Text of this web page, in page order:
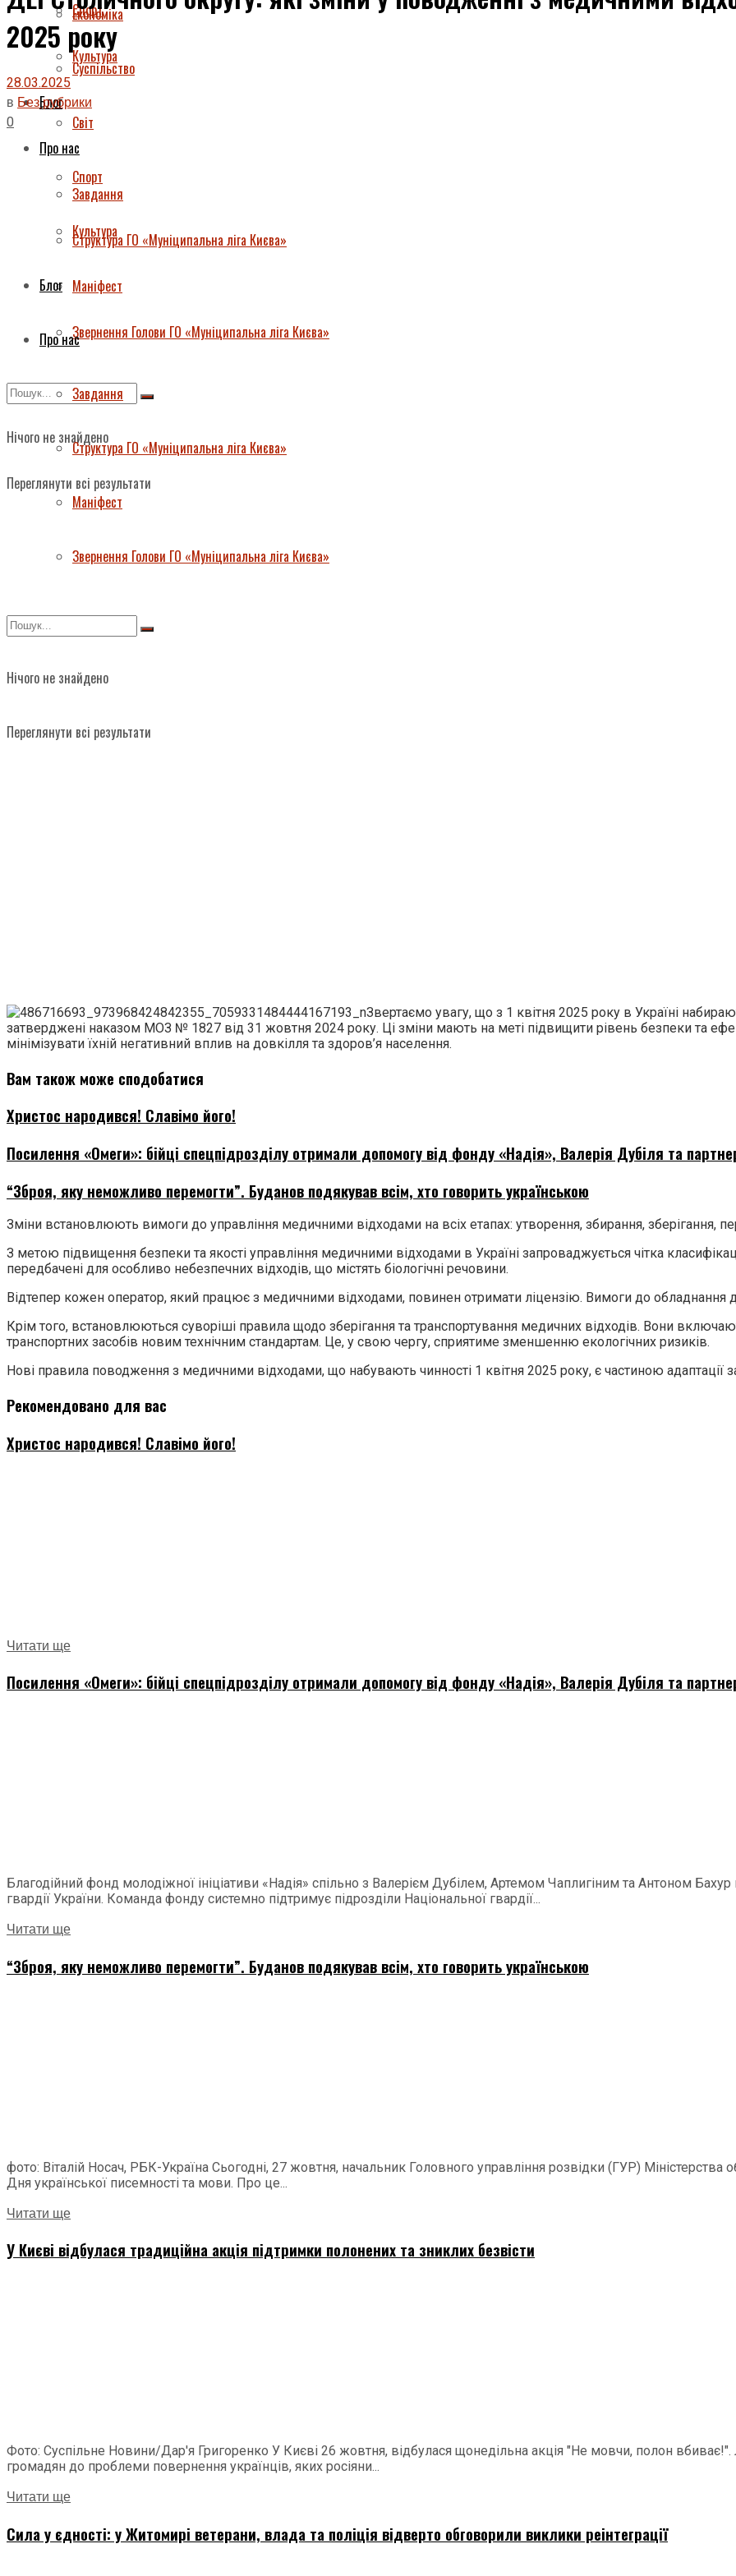
Спорт
Культура
Блог
Про нас
Завдання
Структура ГО «Муніципальна ліга Києва»
Маніфест
Звернення Голови ГО «Муніципальна ліга Києва»
Нічого не знайдено
Переглянути всі результати
Економіка
Суспільство
Світ
Спорт
Культура
Блог
Про нас
Завдання
Структура ГО «Муніципальна ліга Києва»
Маніфест
Звернення Голови ГО «Муніципальна ліга Києва»
Нічого не знайдено
Переглянути всі результати
2025 року
28.03.2025
в Без рубрики
0
Звертаємо увагу, що з 1 квітня 2025 року в Україні
затверджені наказом МОЗ № 1827 від 31 жовтня 2024 року. Ці зміни мають на меті підвищити рівень безпеки та
мінімізувати їхній негативний вплив на довкілля та здоров’я населення.
Вам також може сподобатися
Христос народився! Славімо його!
Посилення «Омеги»: бійці спецпідрозділу отримали допомогу від фонду «Надія», Валерія Дубіля та
“Зброя, яку неможливо перемогти”. Буданов подякував всім, хто говорить українською
Зміни встановлюють вимоги до управління медичними відходами на всіх етапах: утворення, збирання, зберігання,
З метою підвищення безпеки та якості управління медичними відходами в Україні запроваджується чітка
передбачені для особливо небезпечних відходів, що містять біологічні речовини.
Відтепер кожен оператор, який працює з медичними відходами, повинен отримати ліцензію. Вимоги до обладнання
Крім того, встановлюються суворіші правила щодо зберігання та транспортування медичних відходів. Вони
транспортних засобів новим технічним стандартам. Це, у свою чергу, сприятиме зменшенню екологічних ризиків.
Нові правила поводження з медичними відходами, що набувають чинності 1 квітня 2025 року, є частиною адаптації
Рекомендовано для вас
Христос народився! Славімо його!
Читати ще
Посилення «Омеги»: бійці спецпідрозділу отримали допомогу від фонду «Надія», Валерія Дубіля та
Благодійний фонд молодіжної ініціативи «Надія» спільно з Валерієм Дубілем, Артемом Чаплигіним та Антоном
гвардії України. Команда фонду системно підтримує підрозділи Національної гвардії...
Читати ще
“Зброя, яку неможливо перемогти”. Буданов подякував всім, хто говорить українською
фото: Віталій Носач, РБК-Україна Сьогодні, 27 жовтня, начальник Головного управління розвідки (ГУР)
Дня української писемності та мови. Про це...
Читати ще
У Києві відбулася традиційна акція підтримки полонених та зниклих безвісти
Фото: Суспільне Новини/Дар'я Григоренко У Києві 26 жовтня, відбулася щонедільна акція "Не мовчи, полон
громадян до проблеми повернення українців, яких росіяни...
Читати ще
Сила у єдності: у Житомирі ветерани, влада та поліція відверто обговорили виклики реінтеграції